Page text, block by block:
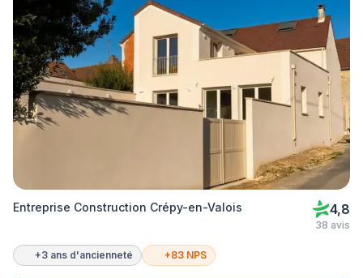
Entreprise Construction Crépy-en-Valois 4,8
38 avis
+3 ans d'ancienneté +83 NPS